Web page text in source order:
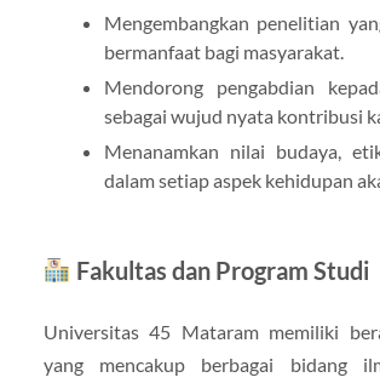
Mengembangkan penelitian
bermanfaat bagi masyarakat.
Mendorong pengabdian
sebagai wujud nyata kontribusi
Menanamkan nilai budaya,
dalam setiap aspek kehidupan
Fakultas dan Program Studi
Universitas 45 Mataram memiliki
yang mencakup berbagai bidang